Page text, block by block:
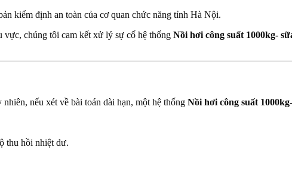
kiểm định an toàn của cơ quan chức năng tỉnh Hà Nội.
chúng tôi cam kết xử lý sự cố hệ thống Nồi hơi công suất 1000kg-
nếu xét về bài toán dài hạn, một hệ thống Nồi hơi công suất
thu hồi nhiệt dư.